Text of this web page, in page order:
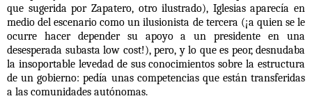
que sugerida por Zapatero, otro ilustrado), Iglesias aparecía en
medio del escenario como un ilusionista de tercera (¡a quien se le
ocurre hacer depender su apoyo a un presidente en una
desesperada subasta low cost!), pero, y lo que es peor, desnudaba
la insoportable levedad de sus conocimientos sobre la estructura
de un gobierno: pedía unas competencias que están transferidas
a las comunidades autónomas.